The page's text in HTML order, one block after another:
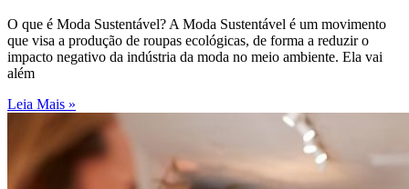
O que é Moda Sustentável? A Moda Sustentável é um movimento
que visa a produção de roupas ecológicas, de forma a reduzir o
impacto negativo da indústria da moda no meio ambiente. Ela vai
além
Leia Mais »